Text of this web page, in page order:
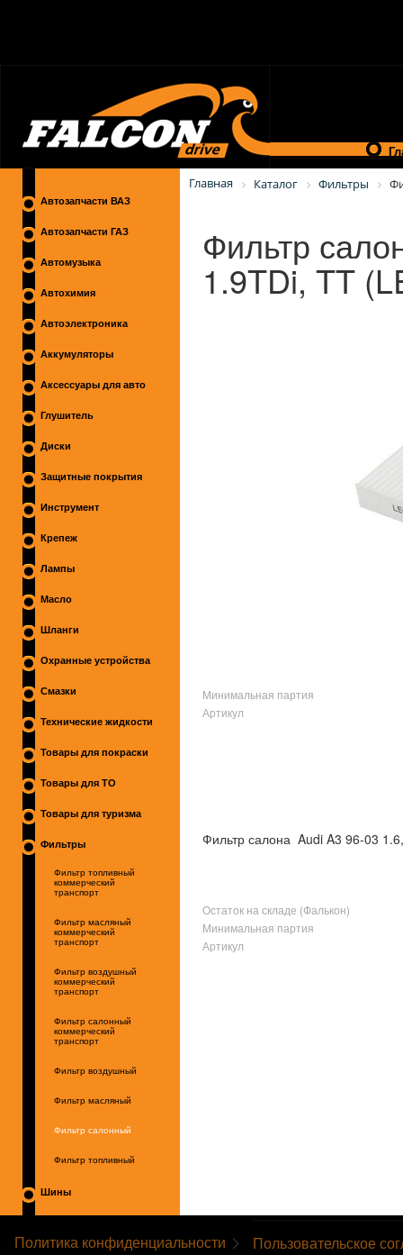
Автозапчасти ВАЗ
Автозапчасти ГАЗ
Автомузыка
Автохимия
Автоэлектроника
Аккумуляторы
Аксессуары для авто
Глушитель
Диски
Защитные покрытия
Инструмент
Крепеж
Лампы
Масло
Шланги
Охранные устройства
Смазки
Технические жидкости
Товары для покраски
Товары для ТО
Товары для туризма
Фильтры
Фильтр топливный
коммерческий
транспорт
Фильтр масляный
коммерческий
транспорт
Фильтр воздушный
коммерческий
транспорт
Фильтр салонный
коммерческий
транспорт
Фильтр воздушный
Фильтр масляный
Фильтр салонный
Фильтр топливный
Шины
Главная Каталог Фильтры
Фильтр
1.9TDi, TT
Минимальная партия
Артикул
Фильтр салона Audi A3 96-03
Остаток на складе (Фалькон)
Минимальная партия
Артикул
Политика конфиденциальности Пользовательское